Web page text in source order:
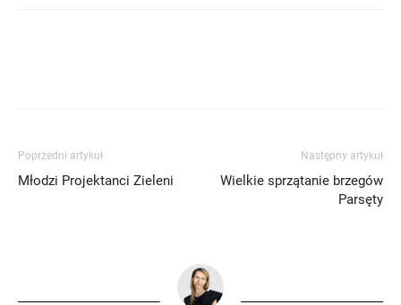
Poprzedni artykuł
Młodzi Projektanci Zieleni
Następny artykuł
Wielkie sprzątanie brzegów
Parsęty